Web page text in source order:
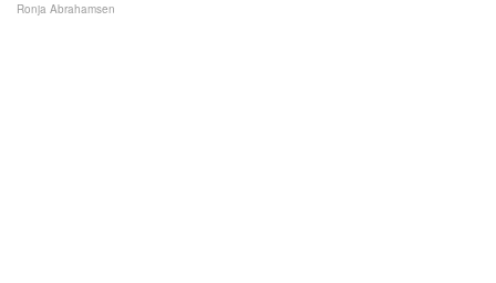
Ronja Abrahamsen